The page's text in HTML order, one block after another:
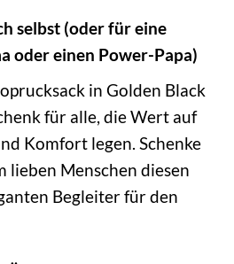
selbst (oder für eine
oder einen Power-Papa)
in Golden Black
für alle, die Wert auf
Komfort legen. Schenke
lieben Menschen diesen
Begleiter für den